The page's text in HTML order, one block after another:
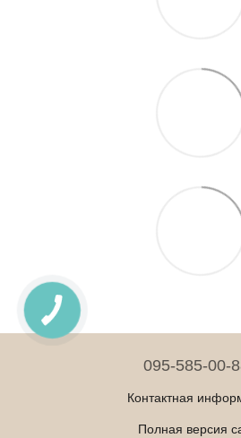
095-585-00-
Контактная
Полная версия